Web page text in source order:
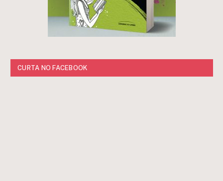
CURTA NO FACEBOOK